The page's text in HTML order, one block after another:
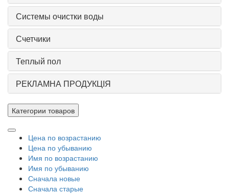
Системы очистки воды
Счетчики
Теплый пол
РЕКЛАМНА ПРОДУКЦІЯ
Категории товаров
Цена по возрастанию
Цена по убыванию
Имя по возрастанию
Имя по убыванию
Сначала новые
Сначала старые